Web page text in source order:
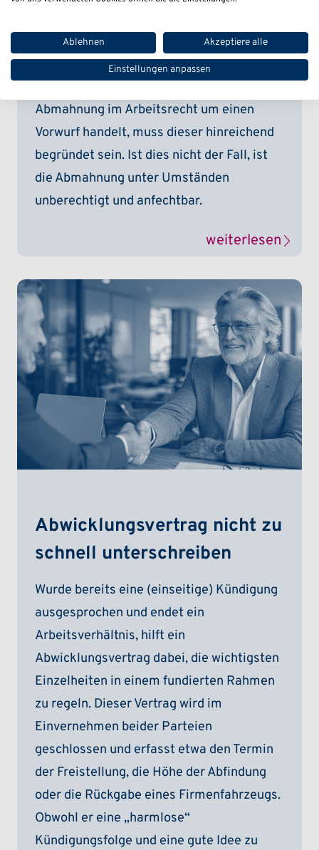
Voraussetzung, und in einigen Fällen auch
für eine außerordentliche Entlassung
Abmahnung im Arbeitsrecht um einen
Vorwurf handelt, muss dieser hinreichend
begründet sein. Ist dies nicht der Fall, ist
die Abmahnung unter Umständen
unberechtigt und anfechtbar.
weiterlesen
Abwicklungsvertrag nicht zu
schnell unterschreiben
Wurde bereits eine (einseitige) Kündigung
ausgesprochen und endet ein
Arbeitsverhältnis, hilft ein
Abwicklungsvertrag dabei, die wichtigsten
Einzelheiten in einem fundierten Rahmen
zu regeln. Dieser Vertrag wird im
Einvernehmen beider Parteien
geschlossen und erfasst etwa den Termin
der Freistellung, die Höhe der Abfindung
oder die Rückgabe eines Firmenfahrzeugs.
Obwohl er eine „harmlose“
Kündigungsfolge und eine gute Idee zu
Ablehnen Akzeptiere alle
Einstellungen anpassen